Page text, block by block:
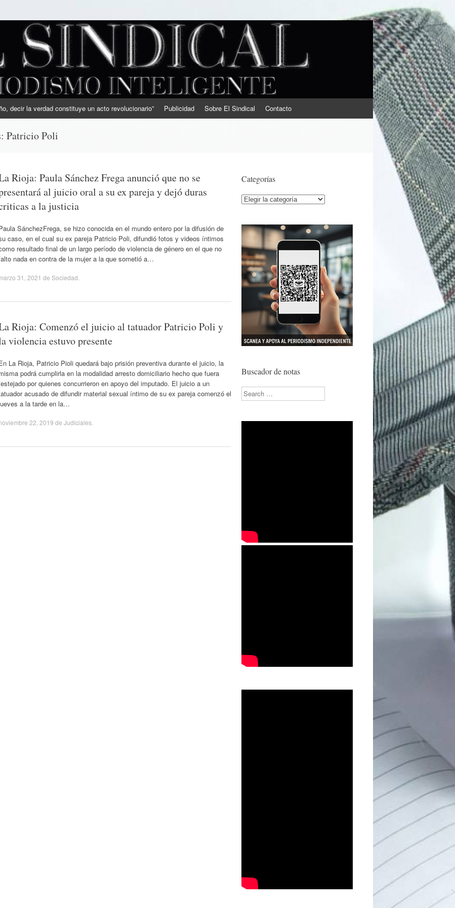
decir la verdad constituye un acto revolucionario” Publicidad Sobre El Sindical Contacto
Patricio Poli
Rioja: Paula Sánchez Frega anunció que no se
al juicio oral a su ex pareja y dejó duras
a la justicia
SánchezFrega, se hizo conocida en el mundo entero por la difusión de
caso, en el cual su ex pareja Patricio Poli, difundió fotos y videos íntimos
resultado final de un largo período de violencia de género en el que no
nada en contra de la mujer a la que sometió a…
31, 2021 de Sociedad
Rioja: Comenzó el juicio al tatuador Patricio Poli y
violencia estuvo presente
La Rioja, Patricio Pioli quedará bajo prisión preventiva durante el juicio, la
podrá cumplirla en la modalidad arresto domiciliario hecho que fuera
por quienes concurrieron en apoyo del imputado. El juicio a un
acusado de difundir material sexual íntimo de su ex pareja comenzó el
a la tarde en la…
22, 2019 de Judiciales
Categorías
Categorías
Buscador de notas
Search